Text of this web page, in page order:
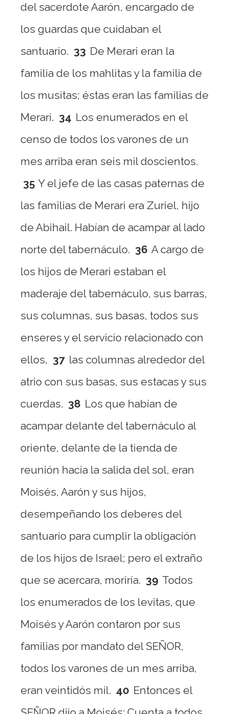
del sacerdote Aarón, encargado de
los guardas que cuidaban el
santuario. 33 De Merari eran la
familia de los mahlitas y la familia de
los musitas; éstas eran las familias de
Merari. 34 Los enumerados en el
censo de todos los varones de un
mes arriba eran seis mil doscientos.
35 Y el jefe de las casas paternas de
las familias de Merari era Zuriel, hijo
de Abihail. Habían de acampar al lado
norte del tabernáculo. 36 A cargo de
los hijos de Merari estaban el
maderaje del tabernáculo, sus barras,
sus columnas, sus basas, todos sus
enseres y el servicio relacionado con
ellos, 37 las columnas alrededor del
atrio con sus basas, sus estacas y sus
cuerdas. 38 Los que habían de
acampar delante del tabernáculo al
oriente, delante de la tienda de
reunión hacia la salida del sol, eran
Moisés, Aarón y sus hijos,
desempeñando los deberes del
santuario para cumplir la obligación
de los hijos de Israel; pero el extraño
que se acercara, moriría. 39 Todos
los enumerados de los levitas, que
Moisés y Aarón contaron por sus
familias por mandato del SEÑOR,
todos los varones de un mes arriba,
eran veintidós mil. 40 Entonces el